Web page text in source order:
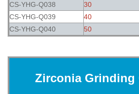
CS-YHG-Q038
30
CS-YHG-Q039
40
CS-YHG-Q040
50
Zirconia Grinding